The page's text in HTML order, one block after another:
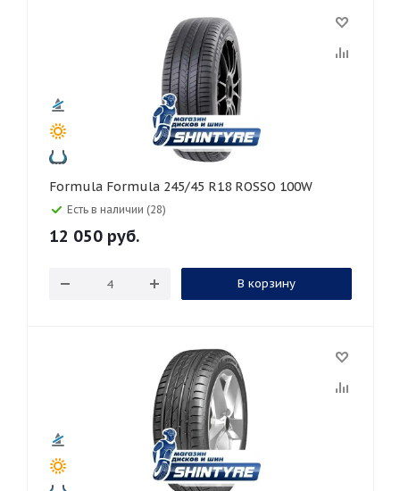
Formula Formula 245/45 R18 ROSSO 100W
Есть в наличии (28)
12 050 руб.
В корзину